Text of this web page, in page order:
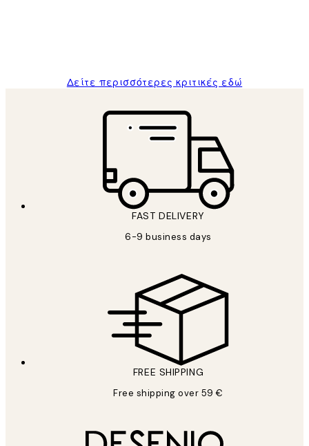
Δείτε περισσότερες κριτικές εδώ
FAST DELIVERY
6-9 business days
FREE SHIPPING
Free shipping over 59 €